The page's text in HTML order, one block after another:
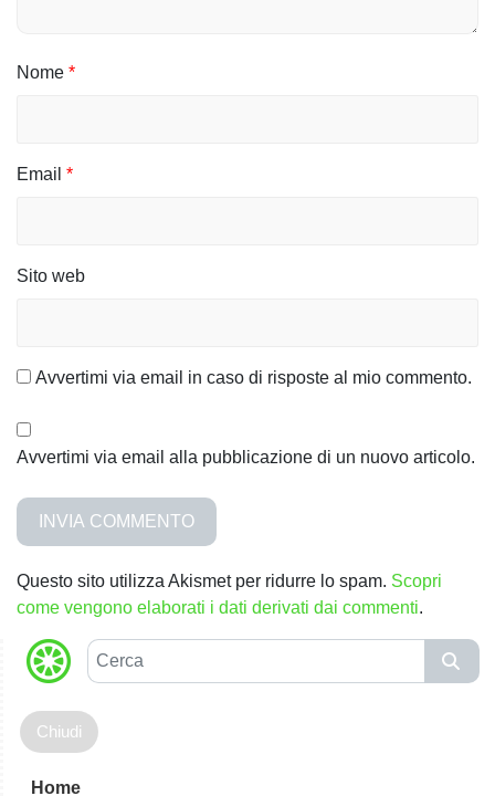
Nome *
Email *
Sito web
Avvertimi via email in caso di risposte al mio commento.
Avvertimi via email alla pubblicazione di un nuovo articolo.
Questo sito utilizza Akismet per ridurre lo spam. Scopri
come vengono elaborati i dati derivati dai commenti.
C
e
c
Home